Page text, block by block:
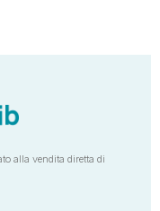
alla vendita diretta di